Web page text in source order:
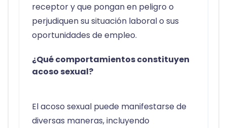
receptor y que pongan en peligro o
perjudiquen su situación laboral o sus
oportunidades de empleo.
¿Qué comportamientos constituyen
acoso sexual?
El acoso sexual puede manifestarse de
diversas maneras, incluyendo